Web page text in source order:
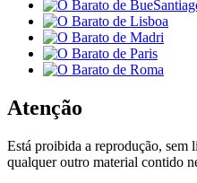
Atenção
Está proibida a reprodução, sem
qualquer outro material contido